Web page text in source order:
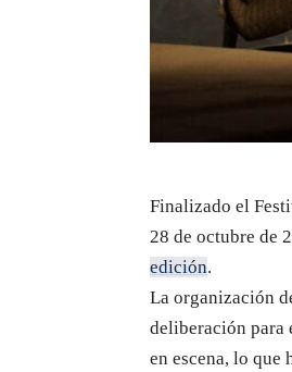
Finalizado el
28 de octubre de
edición.
La organización
deliberación para
en escena, lo que